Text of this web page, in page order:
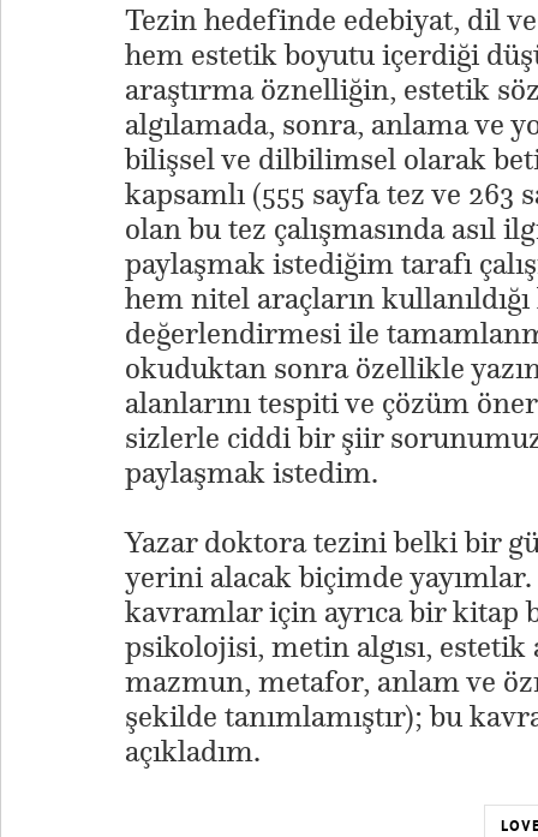
Tezin hedefinde edebiyat, dil
hem estetik boyutu içerdiği
araştırma öznelliğin, estetik
algılamada, sonra, anlama ve
bilişsel ve dilbilimsel olarak
kapsamlı (555 sayfa tez ve 263
olan bu tez çalışmasında asıl
paylaşmak istediğim tarafı
hem nitel araçların
değerlendirmesi ile
okuduktan sonra özellikle
alanlarını tespiti ve çözüm
sizlerle ciddi bir şiir
paylaşmak istedim.
​Yazar doktora tezini belki bir
yerini alacak biçimde
kavramlar için ayrıca bir kitap
psikolojisi, metin algısı,
mazmun, metafor, anlam ve
şekilde tanımlamıştır); bu
açıkladım.